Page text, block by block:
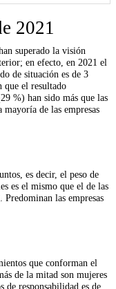
2021
superado la visión
en efecto, en 2021 el
de situación es de 3
que el resultado
%) han sido más que las
de las empresas
es decir, el peso de
es el mismo que el de las
las empresas
que conforman el
de la mitad son mujeres
de responsabilidad es de